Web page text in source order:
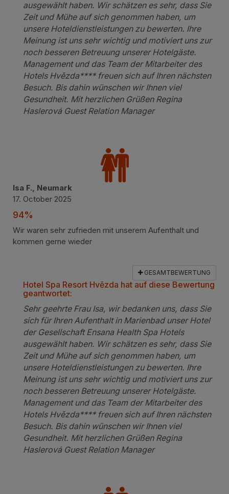
ausgewählt haben. Wir schätzen es sehr, dass Sie
Zeit und Mühe auf sich genommen haben, um
unsere Hoteldienstleistungen zu bewerten. Ihre
Meinung ist uns sehr wichtig und motiviert uns zur
noch besseren Betreuung unserer Hotelgäste.
Management und das Team der Mitarbeiter des
Hotels Hvězda**** freuen sich auf Ihren nächsten
Besuch. Bis dahin wünschen wir Ihnen viel
Gesundheit. Mit herzlichen Grüßen Regina
Haslerová Guest Relation Manager
Isa F., Neumark
17. October 2025
94%
Wir waren sehr zufrieden mit unserem Aufenthalt und
kommen gerne wieder
GESAMTBEWERTUNG
Hotel Spa Resort Hvězda hat auf diese Bewertung
geantwortet:
Sehr geehrte Frau Isa, wir bedanken uns, dass Sie
sich für Ihren Aufenthalt in Marienbad unser Hotel
der Gesellschaft Ensana Health Spa Hotels
ausgewählt haben. Wir schätzen es sehr, dass Sie
Zeit und Mühe auf sich genommen haben, um
unsere Hoteldienstleistungen zu bewerten. Ihre
Meinung ist uns sehr wichtig und motiviert uns zur
noch besseren Betreuung unserer Hotelgäste.
Management und das Team der Mitarbeiter des
Hotels Hvězda**** freuen sich auf Ihren nächsten
Besuch. Bis dahin wünschen wir Ihnen viel
Gesundheit. Mit herzlichen Grüßen Regina
Haslerová Guest Relation Manager